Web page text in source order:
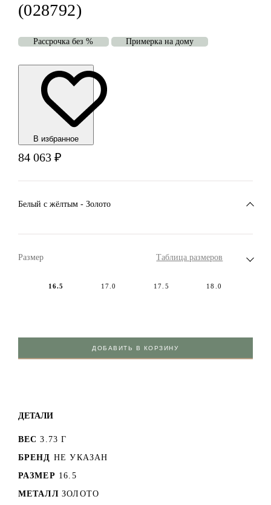
(028792)
Рассрочка без % Примерка на дому
В избранноe
84 063 ₽
Белый c жёлтым - Золото
Размер Таблица размеров
16.5 17.0 17.5 18.0
ДОБАВИТЬ В КОРЗИНУ
ДЕТАЛИ
ВЕС 3.73 Г
БРЕНД НЕ УКАЗАН
РАЗМЕР 16.5
МЕТАЛЛ ЗОЛОТО